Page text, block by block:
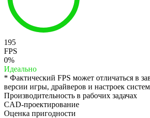
195
FPS
0%
Идеально
* Фактический FPS может отличаться в
версии игры, драйверов и настроек
Производительность в рабочих задачах
CAD-проектирование
Оценка пригодности